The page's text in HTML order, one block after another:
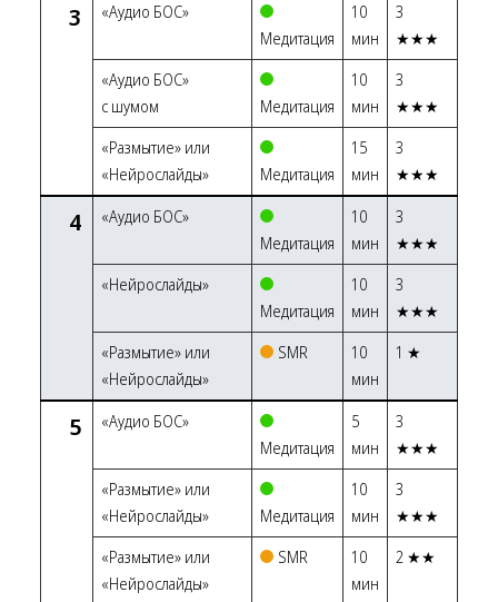
3
«Аудио БОС»
Медитация
10
мин
3
★★★
«Аудио БОС»
с шумом
Медитация
10
мин
3
★★★
«Размытие» или
«Нейрослайды»
Медитация
15
мин
3
★★★
4
«Аудио БОС»
Медитация
10
мин
3
★★★
«Нейрослайды»
Медитация
10
мин
3
★★★
«Размытие» или
«Нейрослайды»
SMR
10
мин
1 ★
5
«Аудио БОС»
Медитация
5
мин
3
★★★
«Размытие» или
«Нейрослайды»
Медитация
10
мин
3
★★★
«Размытие» или
«Нейрослайды»
SMR
10
мин
2 ★★